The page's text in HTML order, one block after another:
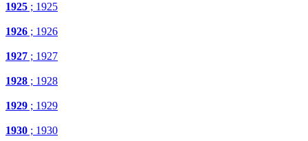
1925 ; 1925
1926 ; 1926
1927 ; 1927
1928 ; 1928
1929 ; 1929
1930 ; 1930